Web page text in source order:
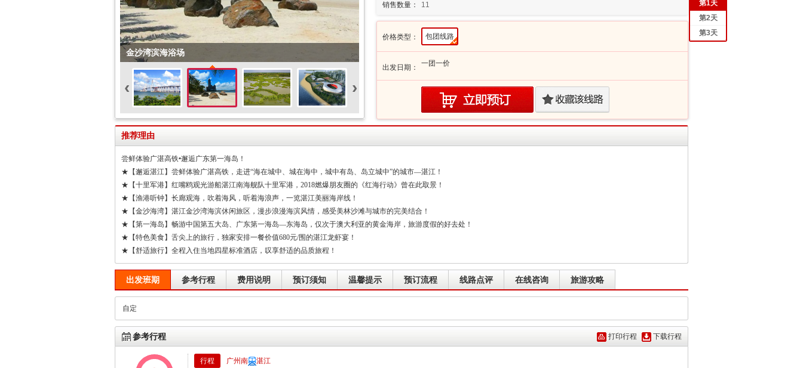
金沙湾滨海浴场
‹ ›
销售数量：
11
价格类型： 包团线路
出发日期： 一团一价
推荐理由
尝鲜体验广湛高铁•邂逅广东第一海岛！
★【邂逅湛江】尝鲜体验广湛高铁，走进“海在城中、城在海中，城中有岛、岛立城中”的城市—湛江！
★【十里军港】红嘴鸥观光游船湛江南海舰队十里军港，2018燃爆朋友圈的《红海行动》曾在此取景！
★【渔港听钟】长廊观海，吹着海风，听着海浪声，一览湛江美丽海岸线！
★【金沙海湾】湛江金沙湾海滨休闲旅区，漫步浪漫海滨风情，感受美林沙滩与城市的完美结合！
★【第一海岛】畅游中国第五大岛、广东第一海岛—东海岛，仅次于澳大利亚的黄金海岸，旅游度假的好去处！
★【特色美食】舌尖上的旅行，独家安排一餐价值680元/围的湛江龙虾宴！
★【舒适旅行】全程入住当地四星标准酒店，叹享舒适的品质旅程！
出发班期 参考行程 费用说明 预订须知 温馨提示 预订流程 线路点评 在线咨询 旅游攻略
自定
打印行程 下载行程
参考行程
行程 广州南
湛江
第1天
第2天
第3天